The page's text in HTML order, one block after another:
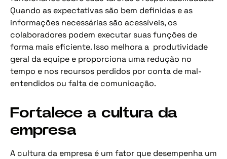
Quando as expectativas são bem definidas e as
informações necessárias são acessíveis, os
colaboradores podem executar suas funções de
forma mais eficiente. Isso melhora a produtividade
geral da equipe e proporciona uma redução no
tempo e nos recursos perdidos por conta de mal-
entendidos ou falta de comunicação.
Fortalece a cultura da
empresa
A cultura da empresa é um fator que desempenha um